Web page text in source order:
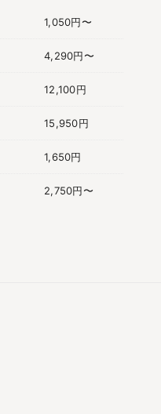
1,050円〜
4,290円〜
12,100円
15,950円
1,650円
2,750円〜